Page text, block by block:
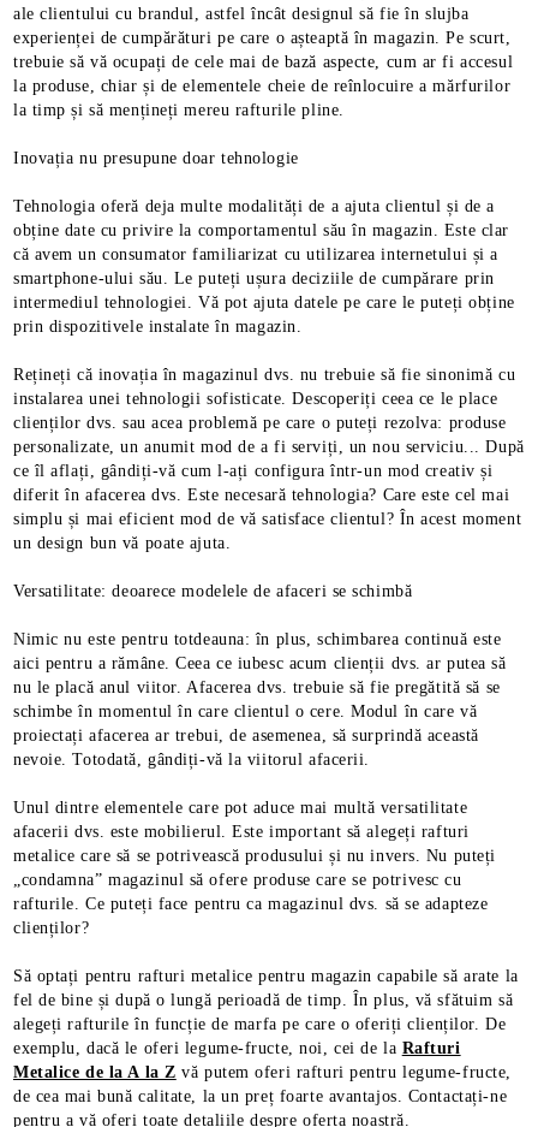
ale clientului cu brandul, astfel încât designul să fie în slujba
experienței de cumpărături pe care o așteaptă în magazin. Pe scurt,
trebuie să vă ocupați de cele mai de bază aspecte, cum ar fi accesul
la produse, chiar și de elementele cheie de reînlocuire a mărfurilor
la timp și să mențineți mereu rafturile pline.
Inovația nu presupune doar tehnologie
Tehnologia oferă deja multe modalități de a ajuta clientul și de a
obține date cu privire la comportamentul său în magazin. Este clar
că avem un consumator familiarizat cu utilizarea internetului și a
smartphone-ului său. Le puteți ușura deciziile de cumpărare prin
intermediul tehnologiei. Vă pot ajuta datele pe care le puteți obține
prin dispozitivele instalate în magazin.
Rețineți că inovația în magazinul dvs. nu trebuie să fie sinonimă cu
instalarea unei tehnologii sofisticate. Descoperiți ceea ce le place
clienților dvs. sau acea problemă pe care o puteți rezolva: produse
personalizate, un anumit mod de a fi serviți, un nou serviciu... După
ce îl aflați, gândiți-vă cum l-ați configura într-un mod creativ și
diferit în afacerea dvs. Este necesară tehnologia? Care este cel mai
simplu și mai eficient mod de vă satisface clientul? În acest moment
un design bun vă poate ajuta.
Versatilitate: deoarece modelele de afaceri se schimbă
Nimic nu este pentru totdeauna: în plus, schimbarea continuă este
aici pentru a rămâne. Ceea ce iubesc acum clienții dvs. ar putea să
nu le placă anul viitor. Afacerea dvs. trebuie să fie pregătită să se
schimbe în momentul în care clientul o cere. Modul în care vă
proiectați afacerea ar trebui, de asemenea, să surprindă această
nevoie. Totodată, gândiți-vă la viitorul afacerii.
Unul dintre elementele care pot aduce mai multă versatilitate
afacerii dvs. este mobilierul. Este important să alegeți rafturi
metalice care să se potrivească produsului și nu invers. Nu puteți
„condamna” magazinul să ofere produse care se potrivesc cu
rafturile. Ce puteți face pentru ca magazinul dvs. să se adapteze
clienților?
Să optați pentru rafturi metalice pentru magazin capabile să arate la
fel de bine și după o lungă perioadă de timp. În plus, vă sfătuim să
alegeți rafturile în funcție de marfa pe care o oferiți clienților. De
exemplu, dacă le oferi legume-fructe, noi, cei de la Rafturi
Metalice de la A la Z vă putem oferi rafturi pentru legume-fructe,
de cea mai bună calitate, la un preț foarte avantajos. Contactați-ne
pentru a vă oferi toate detaliile despre oferta noastră.